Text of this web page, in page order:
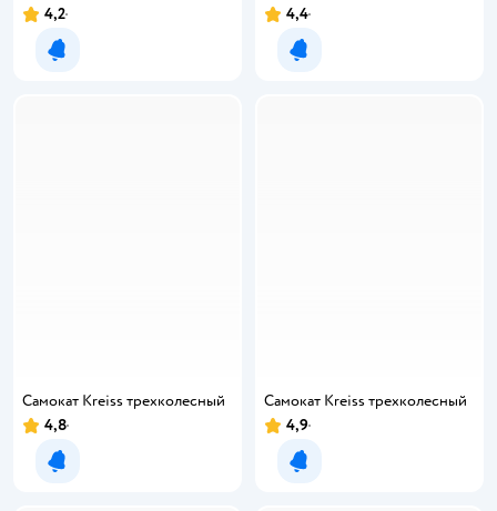
4,2
Уведомить о появлении
4,4
Уведомить о появлении
Самокат Kreiss трехколесный
4,8
Уведомить о появлении
Самокат Kreiss трехколесный
4,9
Уведомить о появлении